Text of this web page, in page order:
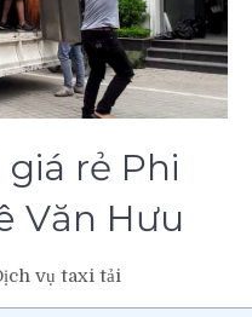
rẻ Phi
Văn Hưu
vụ taxi tải